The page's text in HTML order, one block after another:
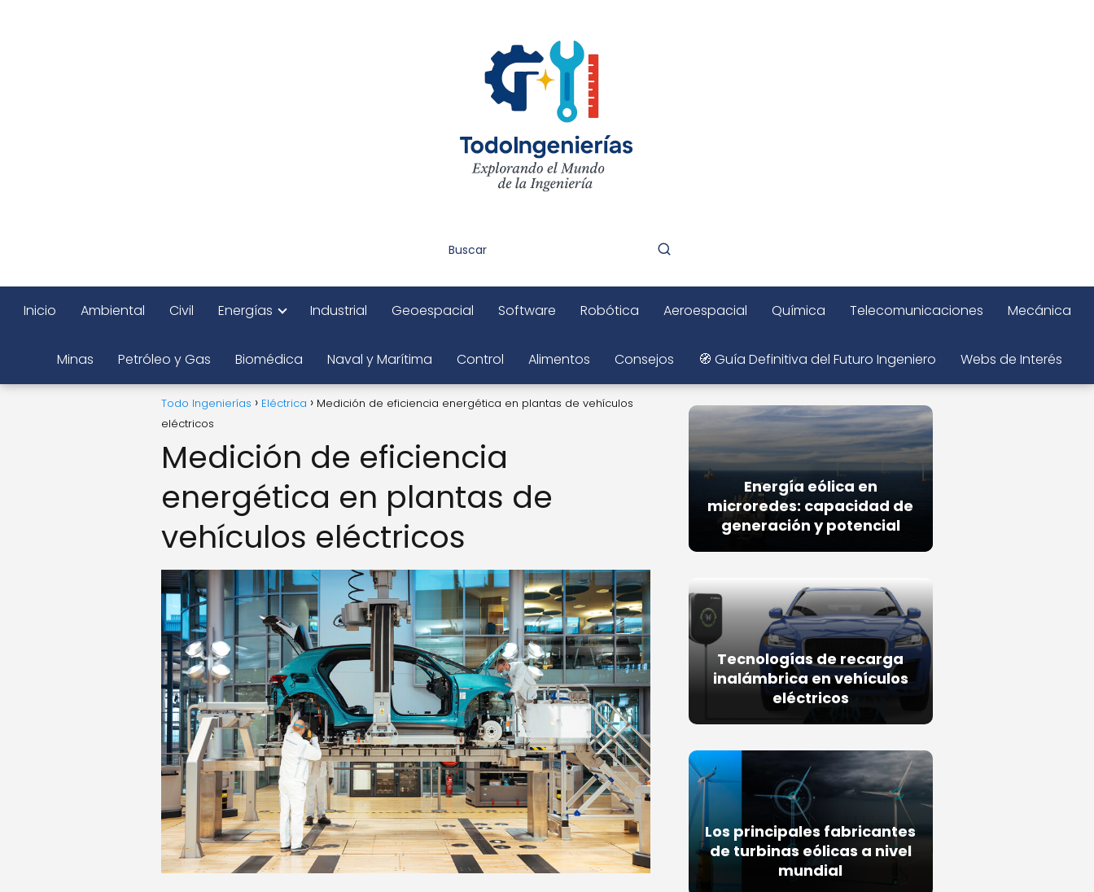
Inicio Ambiental Civil Energías Industrial Geoespacial Software Robótica Aeroespacial Química Telecomunicaciones Mecánica
Minas Petróleo y Gas Biomédica Naval y Marítima Control Alimentos Consejos 🧭 Guía Definitiva del Futuro Ingeniero Webs de Interés
Todo Ingenierías Eléctrica
Medición de eficiencia energética en plantas de vehículos
eléctricos
Medición de eficiencia
energética en plantas de
vehículos eléctricos
Energía eólica en
microredes: capacidad de
generación y potencial
Tecnologías de recarga
inalámbrica en vehículos
eléctricos
Los principales fabricantes
de turbinas eólicas a nivel
mundial